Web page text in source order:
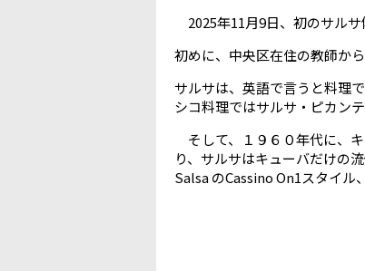
2025年11月9日、初のサル
初めに、中央区在住の教師か
サルサは、英語で言うと料理
シコ料理ではサルサ・ピカン
そして、１９６０年代に、
り、サルサはキューバだけの
Salsa のCassino On1スタイ